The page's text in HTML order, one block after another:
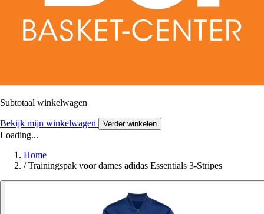
Subtotaal winkelwagen
Bekijk mijn winkelwagen Verder winkelen
Loading...
Home
/ Trainingspak voor dames adidas Essentials 3-Stripes